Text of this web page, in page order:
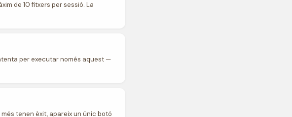
de 10 fitxers per sessió. La
per executar només aquest —
tenen èxit, apareix un únic botó